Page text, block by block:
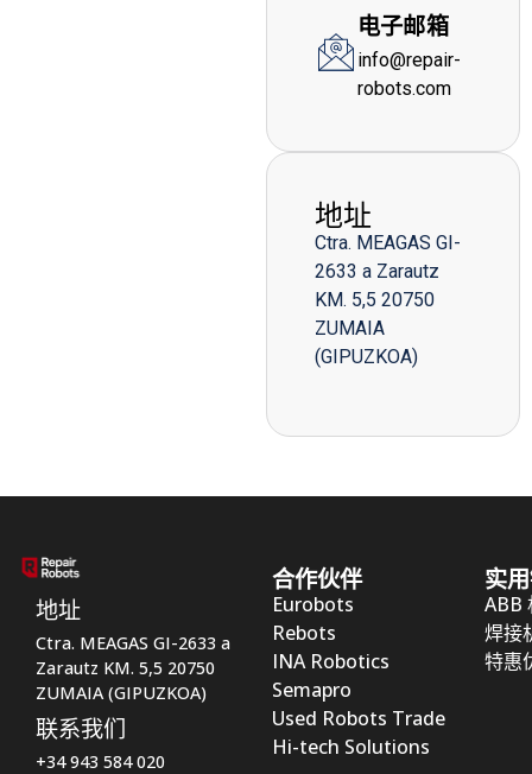
电子邮箱
info@repair-
robots.com
地址
Ctra. MEAGAS GI-
2633 a Zarautz
KM. 5,5 20750
ZUMAIA
(GIPUZKOA)
地址
Ctra. MEAGAS GI-2633 a
Zarautz KM. 5,5 20750
ZUMAIA (GIPUZKOA)
联系我们
+34 943 584 020
合作伙伴
Eurobots
Rebots
INA Robotics
Semapro
Used Robots Trade
Hi-tech Solutions
实
ABB
焊接
特惠